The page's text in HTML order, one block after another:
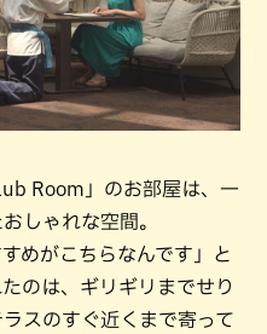
Room」のお部屋は、一
しゃれな空間。
めがこちらなんです」と
のは、ギリギリまでせり
スのすぐ近くまで寄って